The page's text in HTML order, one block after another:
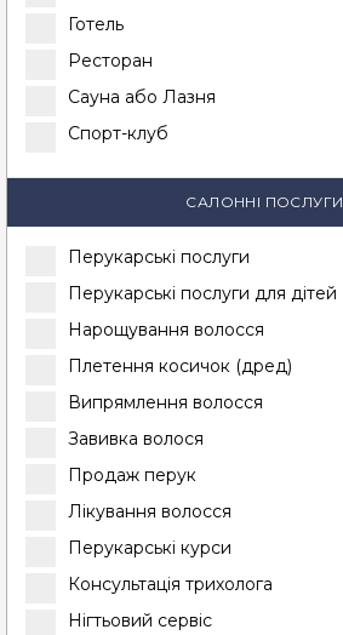
Готель
Ресторан
Сауна або Лазня
Спорт-клуб
САЛОННІ ПОСЛУГИ
Перукарські послуги
Перукарські послуги для дітей
Нарощування волосся
Плетення косичок (дред)
Випрямлення волосся
Завивка волося
Продаж перук
Лікування волосся
Перукарські курси
Консультація трихолога
Нігтьовий сервіс